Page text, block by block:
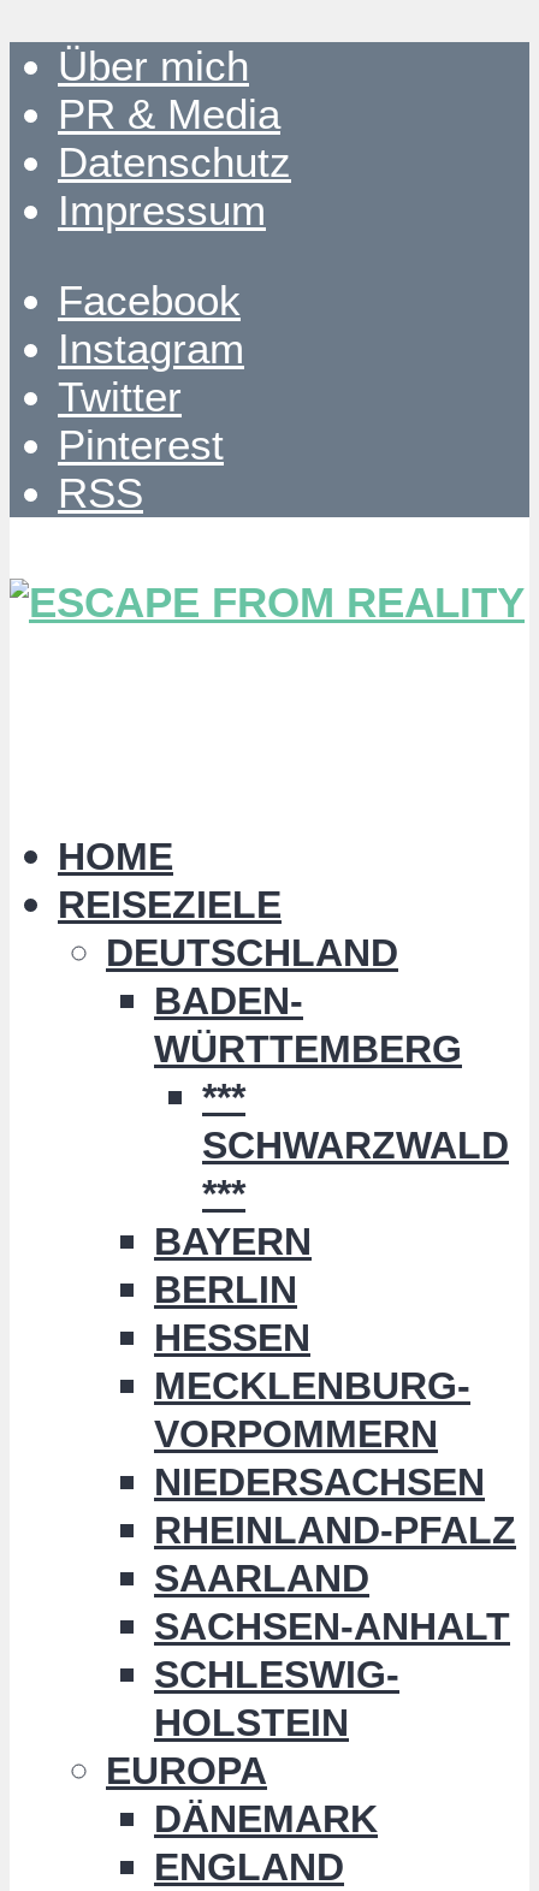
Über mich
PR & Media
Datenschutz
Impressum
Facebook
Instagram
Twitter
Pinterest
RSS
HOME
REISEZIELE
DEUTSCHLAND
BADEN-
WÜRTTEMBERG
***
SCHWARZWALD
***
BAYERN
BERLIN
HESSEN
MECKLENBURG-
VORPOMMERN
NIEDERSACHSEN
RHEINLAND-PFALZ
SAARLAND
SACHSEN-ANHALT
SCHLESWIG-
HOLSTEIN
EUROPA
DÄNEMARK
ENGLAND